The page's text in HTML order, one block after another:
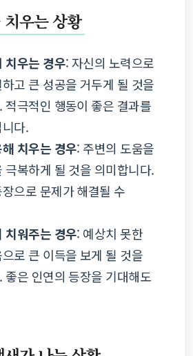
우는 상황
치우는 경우: 자신의 노력으로
고 큰 성공을 거두게 될 것을
적극적인 행동이 좋은 결과를
다.
치우는 경우: 주변의 도움을
극복하게 될 것을 의미합니다.
으로 문제가 해결될 수
치워주는 경우: 예상치 못한
로 큰 이득을 보게 될 것을
좋은 인연의 등장을 기대해도